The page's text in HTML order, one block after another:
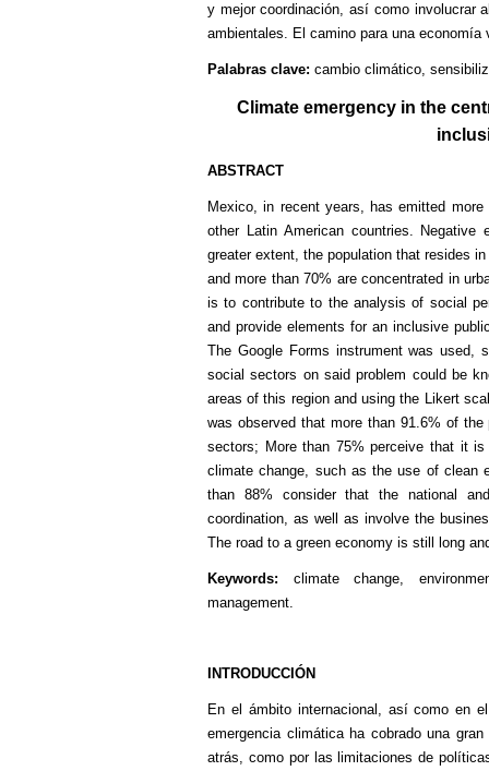
y mejor coordinación, así como involucrar
ambientales. El camino para una economía
Palabras clave: cambio climático,
Climate emergency in the
ABSTRACT
Mexico, in recent years, has emitted
other Latin American countries.
greater extent, the population that resides
and more than 70% are concentrated in
is to contribute to the analysis of social
and provide elements for an inclusive
The Google Forms instrument was used,
social sectors on said problem could be
areas of this region and using the Likert
was observed that more than 91.6% of
sectors; More than 75% perceive that it
climate change, such as the use of clean
than 88% consider that the national
coordination, as well as involve the
The road to a green economy is still long
Keywords: climate change,
management.
INTRODUCCIÓN
En el ámbito internacional, así como en
emergencia climática ha cobrado una
atrás, como por las limitaciones de